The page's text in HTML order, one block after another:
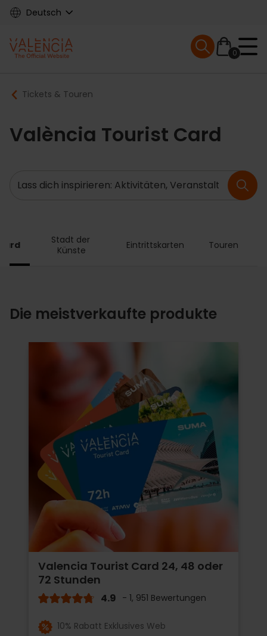
Skip
content
Deutsch
Main
navigation
0
Mobile menu
Breadcrumb
Tickets & Touren
València Tourist Card
Suche
Stadt der
Künste
Eintrittskarten Touren
Die meistverkaufte produkte
Valencia Tourist Card 24, 48 oder
72 Stunden
4.9 - 1, 951 Bewertungen
10% Rabatt Exklusives Web